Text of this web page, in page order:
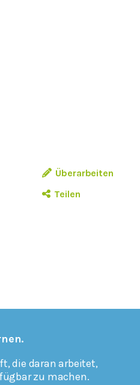
Überarbeiten
Teilen
die daran arbeitet,
zu machen.